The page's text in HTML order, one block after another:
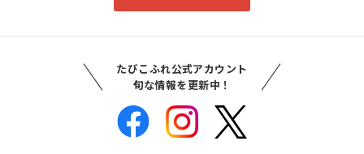
たびこふれ公式アカウント
旬な情報を更新中！